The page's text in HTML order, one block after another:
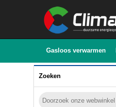
Gasloos verwarmen
Zoeken